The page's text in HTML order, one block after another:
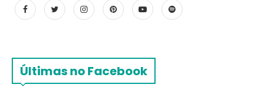
Últimas no Facebook